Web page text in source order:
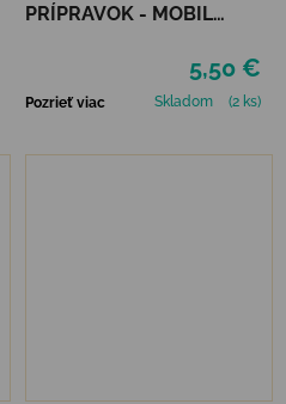
PRÍPRAVOK - MOBIL
5,50 €
Pozrieť viac Skladom (2 ks)